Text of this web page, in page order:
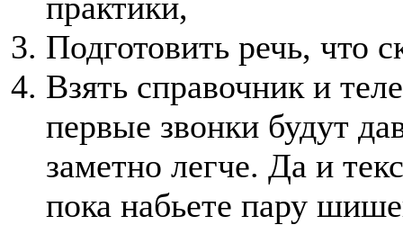
Подготовить речь, что
Взять справочник и
первые звонки будут
заметно легче. Да и
пока набьете пару